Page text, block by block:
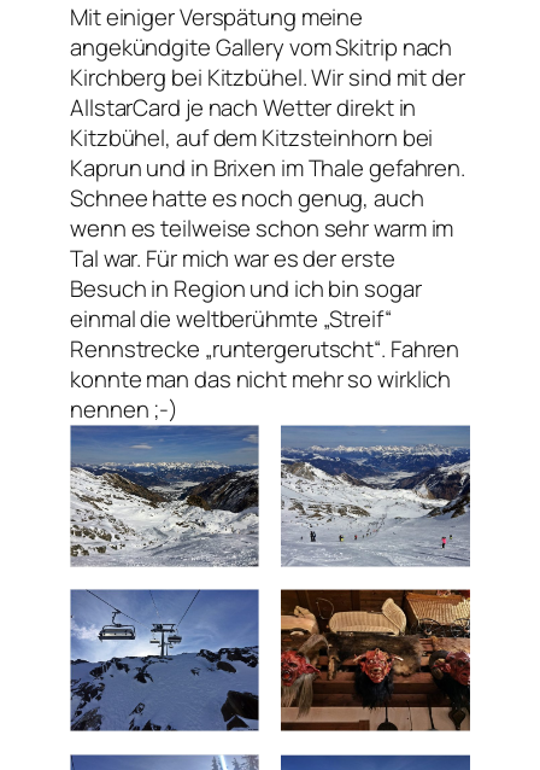
Mit einiger Verspätung meine
angekündgite Gallery vom Skitrip nach
Kirchberg bei Kitzbühel. Wir sind mit der
AllstarCard je nach Wetter direkt in
Kitzbühel, auf dem Kitzsteinhorn bei
Kaprun und in Brixen im Thale gefahren.
Schnee hatte es noch genug, auch
wenn es teilweise schon sehr warm im
Tal war. Für mich war es der erste
Besuch in Region und ich bin sogar
einmal die weltberühmte „Streif“
Rennstrecke „runtergerutscht“. Fahren
konnte man das nicht mehr so wirklich
nennen ;-)